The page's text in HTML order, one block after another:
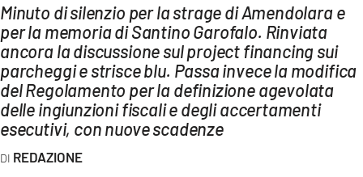
LaC
Network
LACPLAY.IT
LACTV.IT
LACONAIR.IT
LACITYMAG.IT
Minuto di silenzio per la strage di Amendolara e
per la memoria di Santino Garofalo. Rinviata
ancora la discussione sul project financing sui
parcheggi e strisce blu. Passa invece la modifica
del Regolamento per la definizione agevolata
delle ingiunzioni fiscali e degli accertamenti
esecutivi, con nuove scadenze
REDAZIONE